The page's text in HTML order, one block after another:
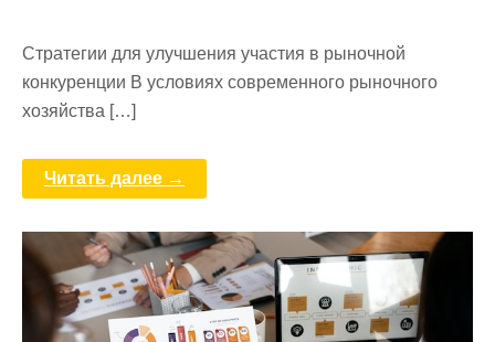
Стратегии для улучшения участия в рыночной
конкуренции В условиях современного рыночного
хозяйства […]
Читать далее →